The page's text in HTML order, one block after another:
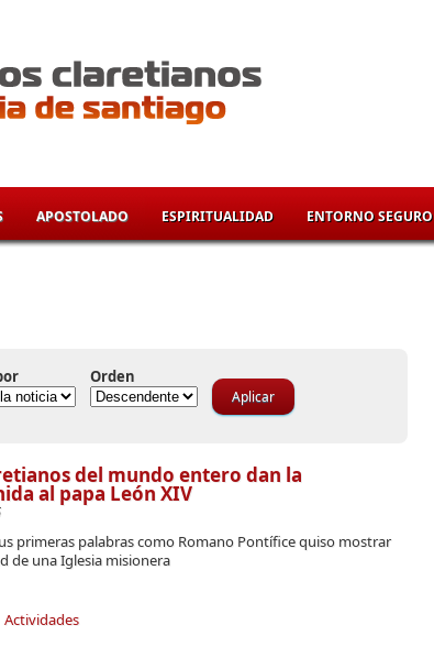
APOSTOLADO ESPIRITUALIDAD ENTORNO SEGURO
Orden
del mundo entero dan la
al papa León XIV
primeras palabras como Romano Pontífice quiso mostrar
de una Iglesia misionera
Actividades